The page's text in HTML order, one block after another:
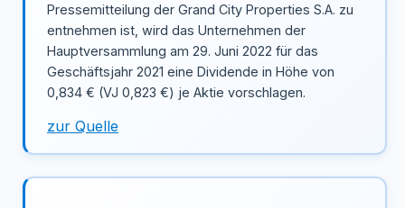
Pressemitteilung der Grand City Properties S.A. zu
entnehmen ist, wird das Unternehmen der
Hauptversammlung am 29. Juni 2022 für das
Geschäftsjahr 2021 eine Dividende in Höhe von
0,834 € (VJ 0,823 €) je Aktie vorschlagen.
zur Quelle